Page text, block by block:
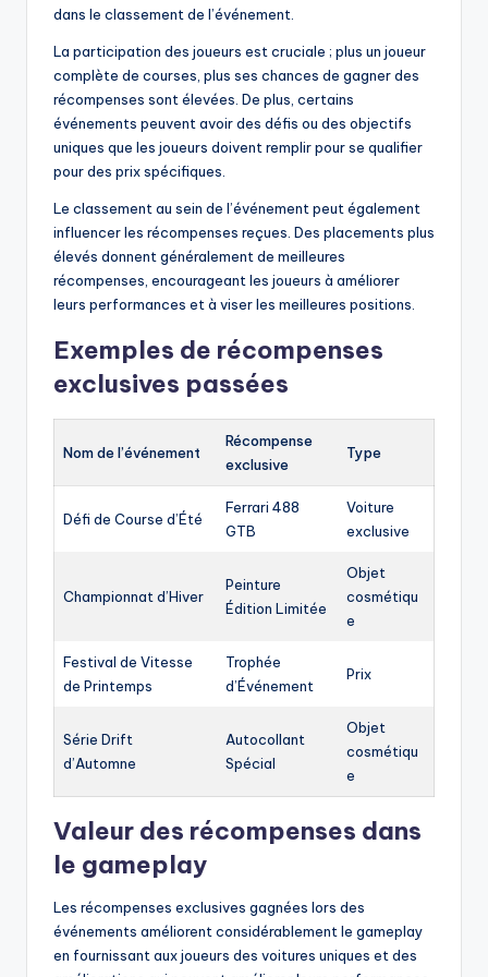
dans le classement de l’événement.
La participation des joueurs est cruciale ; plus un joueur
complète de courses, plus ses chances de gagner des
récompenses sont élevées. De plus, certains
événements peuvent avoir des défis ou des objectifs
uniques que les joueurs doivent remplir pour se qualifier
pour des prix spécifiques.
Le classement au sein de l’événement peut également
influencer les récompenses reçues. Des placements plus
élevés donnent généralement de meilleures
récompenses, encourageant les joueurs à améliorer
leurs performances et à viser les meilleures positions.
Exemples de récompenses
exclusives passées
Nom de l’événement
Récompense
exclusive
Type
Défi de Course d’Été
Ferrari 488
GTB
Voiture
exclusive
Championnat d’Hiver
Peinture
Édition Limitée
Objet
cosmétiqu
e
Festival de Vitesse
de Printemps
Trophée
d’Événement
Prix
Série Drift
d’Automne
Autocollant
Spécial
Objet
cosmétiqu
e
Valeur des récompenses dans
le gameplay
Les récompenses exclusives gagnées lors des
événements améliorent considérablement le gameplay
en fournissant aux joueurs des voitures uniques et des